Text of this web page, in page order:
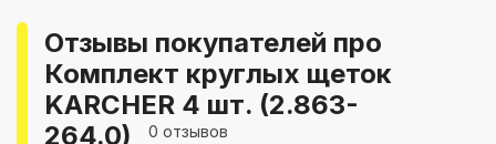
Отзывы покупателей про
Комплект круглых щеток
KARCHER 4 шт. (2.863-
264.0)
0 отзывов